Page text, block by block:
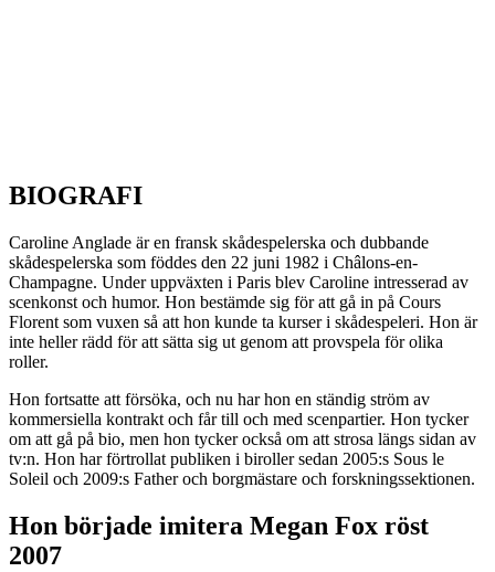
BIOGRAFI
Caroline Anglade är en fransk skådespelerska och dubbande
skådespelerska som föddes den 22 juni 1982 i Châlons-en-
Champagne. Under uppväxten i Paris blev Caroline intresserad av
scenkonst och humor. Hon bestämde sig för att gå in på Cours
Florent som vuxen så att hon kunde ta kurser i skådespeleri. Hon är
inte heller rädd för att sätta sig ut genom att provspela för olika
roller.
Hon fortsatte att försöka, och nu har hon en ständig ström av
kommersiella kontrakt och får till och med scenpartier. Hon tycker
om att gå på bio, men hon tycker också om att strosa längs sidan av
tv:n. Hon har förtrollat publiken i biroller sedan 2005:s Sous le
Soleil och 2009:s Father och borgmästare och forskningssektionen.
Hon började imitera Megan Fox röst
2007